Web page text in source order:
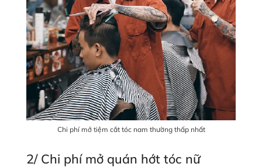
Chi phí mở tiệm cắt tóc nam thường thấp nhất
2/ Chi phí mở quán hớt tóc nữ